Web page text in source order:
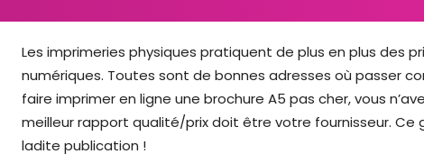
Les imprimeries physiques pratiquent de plus en plus des
numériques. Toutes sont de bonnes adresses où passer
faire imprimer en ligne une brochure A5 pas cher, vous
meilleur rapport qualité/prix doit être votre fournisseur.
ladite publication !